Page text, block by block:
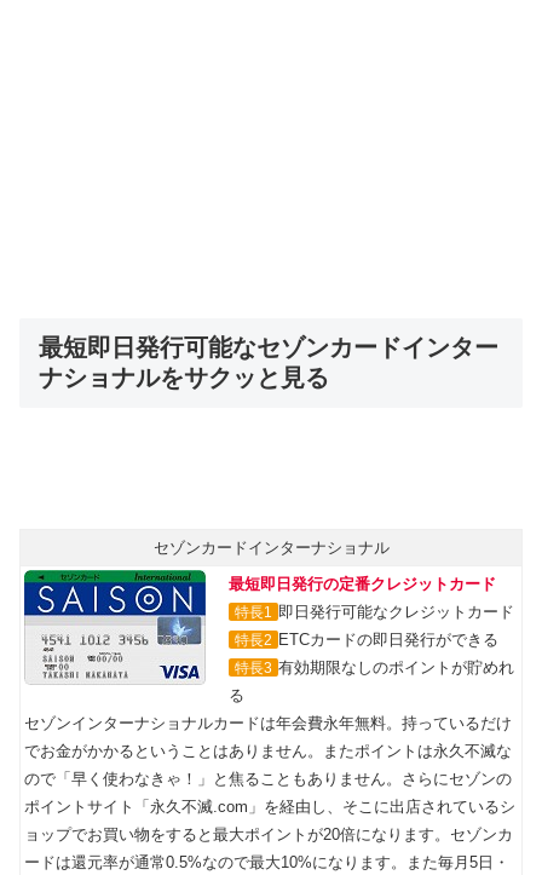
最短即日発行可能なセゾンカードインター
ナショナルをサクッと見る
セゾンカードインターナショナル
最短即日発行の定番クレジットカード
特長1 即日発行可能なクレジットカード
特長2 ETCカードの即日発行ができる
特長3 有効期限なしのポイントが貯めれ
る
セゾンインターナショナルカードは年会費永年無料。持っているだけ
でお金がかかるということはありません。またポイントは永久不滅な
ので「早く使わなきゃ！」と焦ることもありません。さらにセゾンの
ポイントサイト「永久不滅.com」を経由し、そこに出店されているシ
ョップでお買い物をすると最大ポイントが20倍になります。セゾンカ
ードは還元率が通常0.5%なので最大10%になります。また毎月5日・